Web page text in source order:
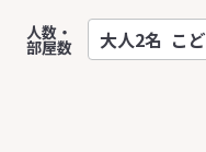
人数・
部屋数